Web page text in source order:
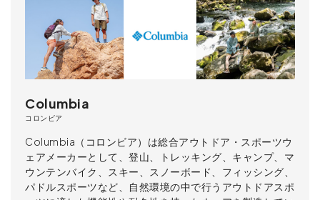
Columbia
コロンビア
Columbia（コロンビア）は総合アウトドア・スポーツウ
ェアメーカーとして、登山、トレッキング、キャンプ、マ
ウンテンバイク、スキー、スノーボード、フィッシング、
パドルスポーツなど、自然環境の中で行うアウトドアスポ